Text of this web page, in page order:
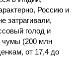
Россию и
затрагивали,
голод и
чумы (200 млн
от 17,4 до